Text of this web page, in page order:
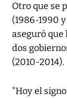
Otro que se
(1986-1990
aseguró
dos
(2010-2014).
"Hoy el